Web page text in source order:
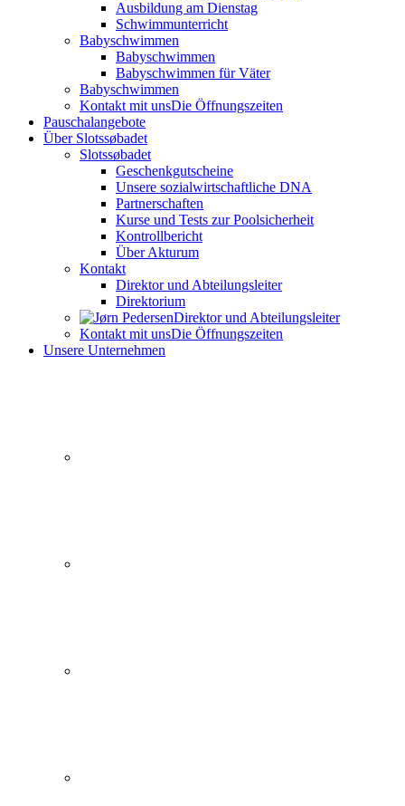
Ausbildung am Dienstag
Schwimmunterricht
Babyschwimmen
Babyschwimmen
Babyschwimmen für Väter
Babyschwimmen
Kontakt mit unsDie Öffnungszeiten
Pauschalangebote
Über Slotssøbadet
Slotssøbadet
Geschenkgutscheine
Unsere sozialwirtschaftliche DNA
Partnerschaften
Kurse und Tests zur Poolsicherheit
Kontrollbericht
Über Akturum
Kontakt
Direktor und Abteilungsleiter
Direktorium
Direktor und Abteilungsleiter
Kontakt mit unsDie Öffnungszeiten
Unsere Unternehmen